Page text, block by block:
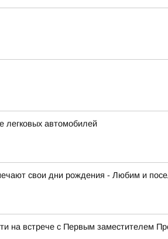
легковых автомобилей
свои дни рождения - Любим и
на встрече с Первым заместителем